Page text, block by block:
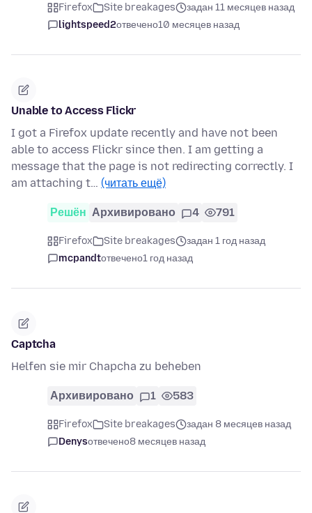
Firefox Site breakages
задан 11 месяцев назад
lightspeed2отвечено10 месяцев назад
Unable to Access Flickr
I got a Firefox update recently and have not been
able to access Flickr since then. I am getting a
message that the page is not redirecting correctly. I
am attaching t… (читать ещё)
Решён Архивировано 4 791
Firefox Site breakages
задан 1 год назад
mcpandtотвечено1 год назад
Captcha
Helfen sie mir Chapcha zu beheben
Архивировано 1 583
Firefox Site breakages
задан 8 месяцев назад
Denysотвечено8 месяцев назад